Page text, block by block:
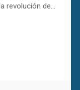
revolución de…